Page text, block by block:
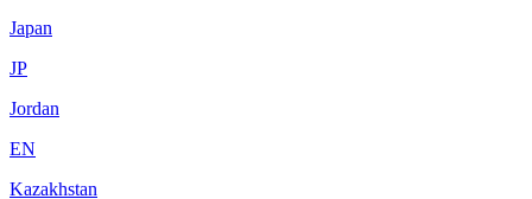
Japan
JP
Jordan
EN
Kazakhstan